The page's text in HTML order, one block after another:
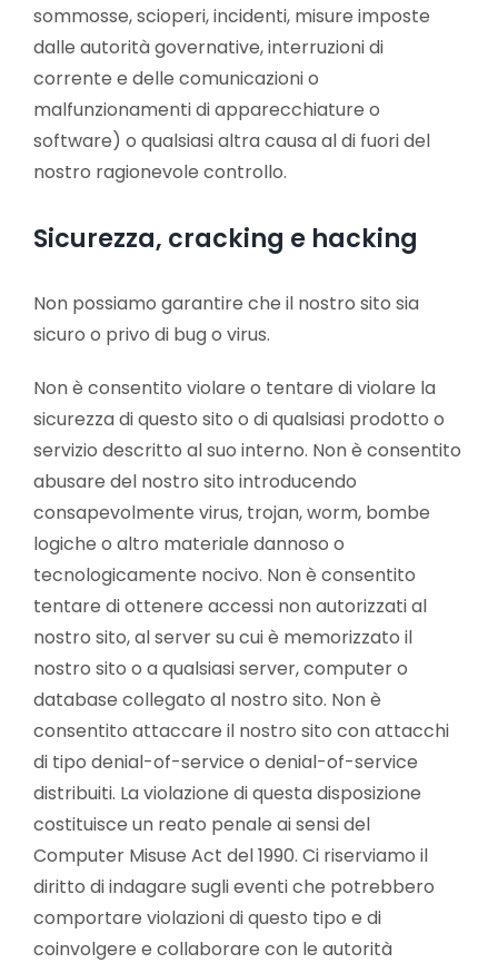
sommosse, scioperi, incidenti, misure imposte
dalle autorità governative, interruzioni di
corrente e delle comunicazioni o
malfunzionamenti di apparecchiature o
software) o qualsiasi altra causa al di fuori del
nostro ragionevole controllo.
Sicurezza, cracking e hacking
Non possiamo garantire che il nostro sito sia
sicuro o privo di bug o virus.
Non è consentito violare o tentare di violare la
sicurezza di questo sito o di qualsiasi prodotto o
servizio descritto al suo interno. Non è consentito
abusare del nostro sito introducendo
consapevolmente virus, trojan, worm, bombe
logiche o altro materiale dannoso o
tecnologicamente nocivo. Non è consentito
tentare di ottenere accessi non autorizzati al
nostro sito, al server su cui è memorizzato il
nostro sito o a qualsiasi server, computer o
database collegato al nostro sito. Non è
consentito attaccare il nostro sito con attacchi
di tipo denial-of-service o denial-of-service
distribuiti. La violazione di questa disposizione
costituisce un reato penale ai sensi del
Computer Misuse Act del 1990. Ci riserviamo il
diritto di indagare sugli eventi che potrebbero
comportare violazioni di questo tipo e di
coinvolgere e collaborare con le autorità